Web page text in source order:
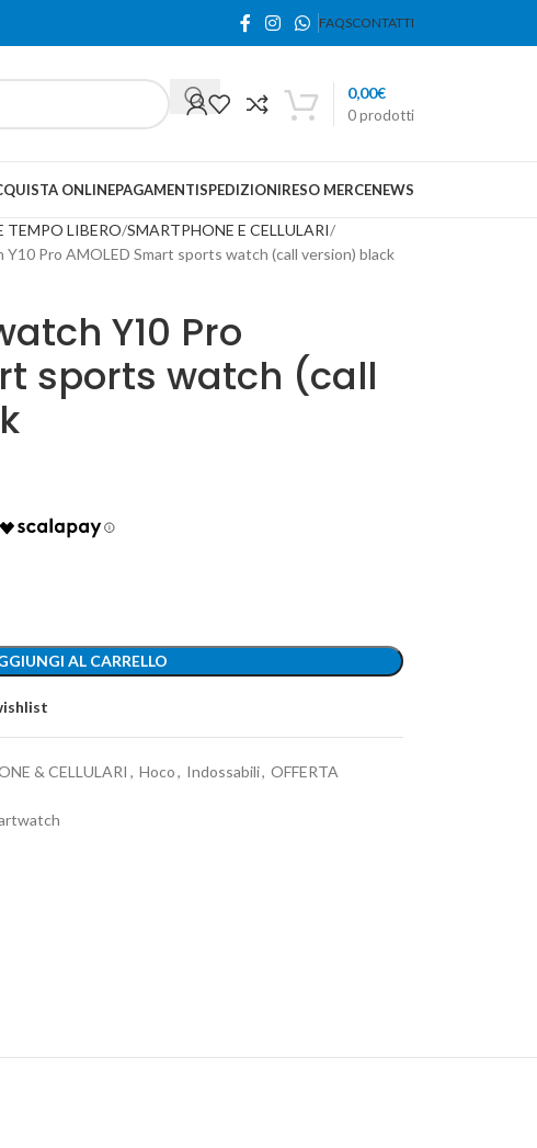
FAQSCONTATTI
0prodotti
0,00€
ONLINEPAGAMENTISPEDIZIONIRESO MERCENEWS
TEMPO LIBERO SMARTPHONE E CELLULARI
Pro AMOLED Smart sports watch (call version) black
Y10 Pro
sports watch (call
AL CARRELLO
& CELLULARI , Hoco, Indossabili, OFFERTA